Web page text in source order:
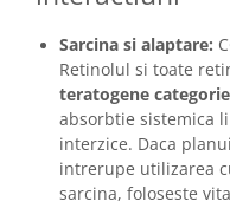
Sarcina si alaptare:
Retinolul si toate
teratogene
absorbtie sistemica
interzice. Daca
intrerupe utilizarea
sarcina, foloseste